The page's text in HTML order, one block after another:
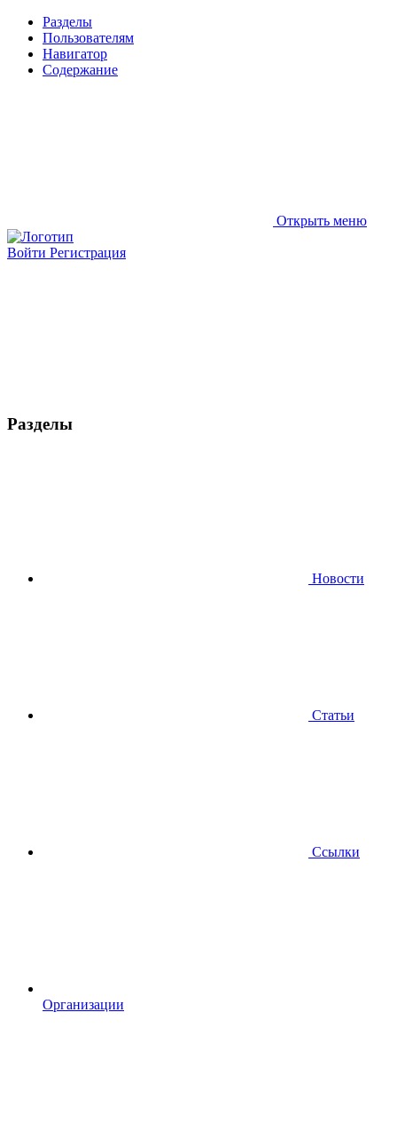
Разделы
Пользователям
Навигатор
Содержание
Открыть меню
Войти Регистрация
Разделы
Новости
Статьи
Ссылки
Организации